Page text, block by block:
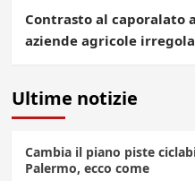
Contrasto al caporalato
aziende agricole
Ultime notizie
Cambia il piano piste
Palermo, ecco come